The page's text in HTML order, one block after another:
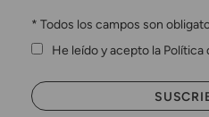
* Todos los campos son
He leído y acepto la Política